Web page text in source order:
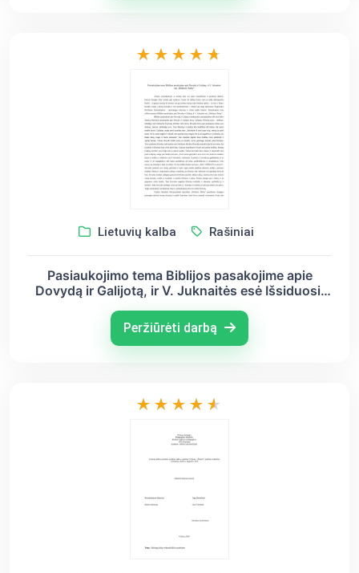
Lietuvių kalba Rašiniai
Pasiaukojimo tema Biblijos pasakojime apie
Dovydą ir Galijotą, ir V. Juknaitės esė Išsiduosi.
Peržiūrėti darbą